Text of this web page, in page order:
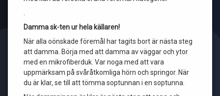
Damma sk-ten ur hela källaren!
När alla oönskade föremål har tagits bort är nästa steg
att damma. Börja med att damma av väggar och ytor
med en mikrofiberduk. Var noga med att vara
uppmärksam på svåråtkomliga hörn och springor. När
du är klar, se till att tömma soptunnan i en soptunna.